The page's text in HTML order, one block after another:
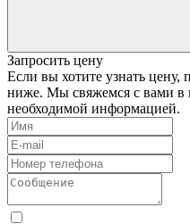
Запросить цену
Если вы хотите узнать цену,
ниже. Мы свяжемся с вами в
необходимой информацией.